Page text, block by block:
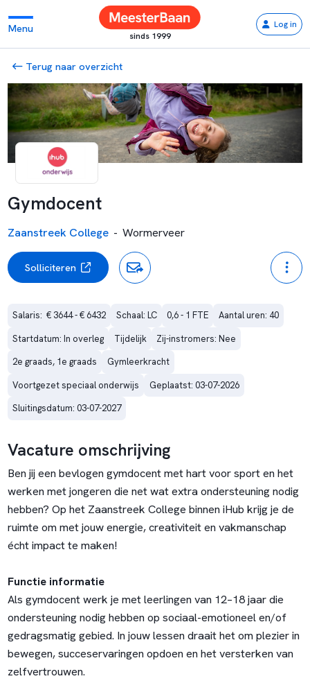
Menu
sinds 1999
Log in
Terug naar overzicht
Gymdocent
Zaanstreek College - Wormerveer
Solliciteren
Salaris:  € 3644 - € 6432 Schaal: LC 0,6 - 1 FTE
Aantal uren: 40
Startdatum: In overleg
Tijdelijk
Zij-instromers: Nee
2e graads, 1e graads
Gymleerkracht
Voortgezet speciaal onderwijs
Geplaatst: 03-07-2026
Sluitingsdatum: 03-07-2027
Vacature omschrijving
Ben jij een bevlogen gymdocent met hart voor sport en het
werken met jongeren die net wat extra ondersteuning nodig
hebben? Op het Zaanstreek College binnen iHub krijg je de
ruimte om met jouw energie, creativiteit en vakmanschap
écht impact te maken!
Functie informatie
Als gymdocent werk je met leerlingen van 12–18 jaar die
ondersteuning nodig hebben op sociaal-emotioneel en/of
gedragsmatig gebied. In jouw lessen draait het om plezier in
bewegen, succeservaringen opdoen en het versterken van
zelfvertrouwen.